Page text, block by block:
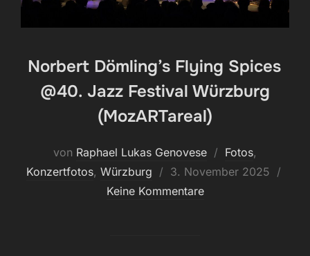
Norbert Dömling’s Flying Spices
@40. Jazz Festival Würzburg
(MozARTareal)
von Raphael Lukas Genovese Fotos,
Konzertfotos, Würzburg
Veröffentlicht
am
3. November 2025
Keine Kommentare